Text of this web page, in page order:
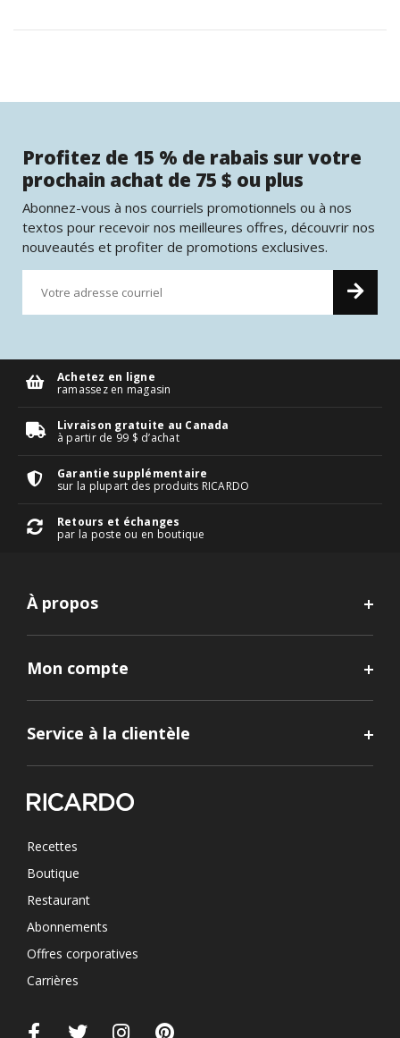
Profitez de 15 % de rabais sur votre
prochain achat de 75 $ ou plus
Abonnez-vous à nos courriels promotionnels ou à nos
textos pour recevoir nos meilleures offres, découvrir nos
nouveautés et profiter de promotions exclusives.
Achetez en ligne
ramassez en magasin
Livraison gratuite au Canada
à partir de 99 $ d’achat
Garantie supplémentaire
sur la plupart des produits RICARDO
Retours et échanges
par la poste ou en boutique
À propos
Mon compte
Service à la clientèle
Recettes
Boutique
Restaurant
Abonnements
Offres corporatives
Carrières